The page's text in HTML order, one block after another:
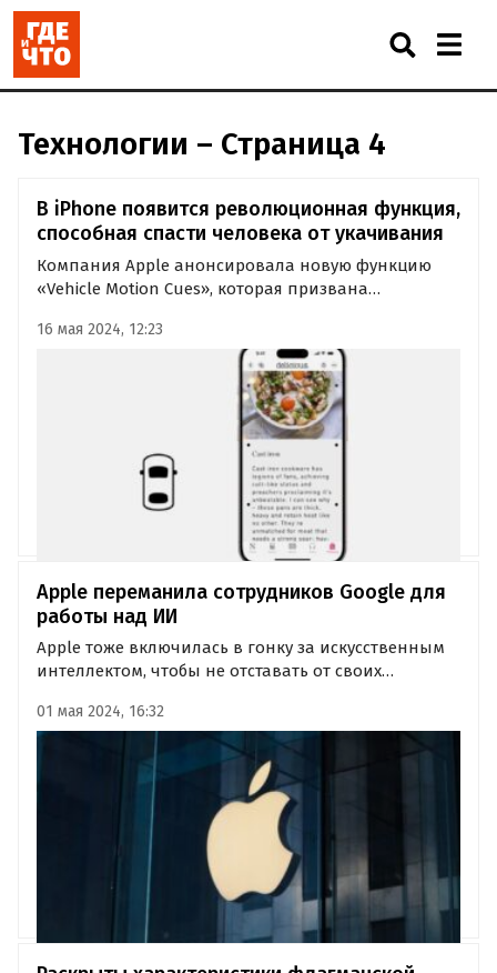
Технологии – Страница 4
В iPhone появится революционная функция,
способная спасти человека от укачивания
Компания Apple анонсировала новую функцию
«Vehicle Motion Cues», которая призвана
или iPad в движущихся транспортных средствах.
Она должна появиться в мобильных устройствах
Apple позднее в этом году.
16 мая 2024, 12:23
Apple переманила сотрудников Google для
работы над ИИ
Apple тоже включилась в гонку за искусственным
интеллектом, чтобы не отставать от своих
даже создала команду для работы над проектами
в области ИИ, которая по большей части состоит
01 мая 2024, 16:32